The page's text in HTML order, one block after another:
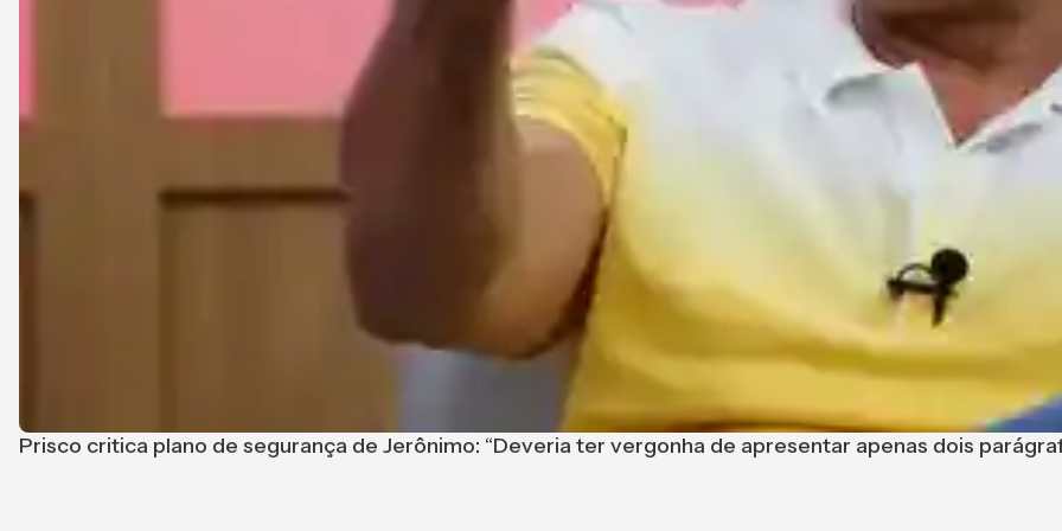
Prisco critica plano de segurança de Jerônimo: “Deveria ter vergonha de apresentar apenas dois